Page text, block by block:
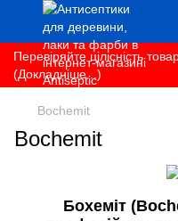
Перевіряйте цілісність
(Докладніше...)
Bochemit
Bochemit
Бохеміт